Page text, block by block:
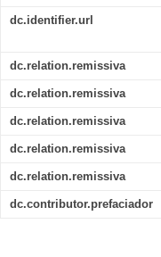
dc.identifier.url
dc.relation.remissiva
dc.relation.remissiva
dc.relation.remissiva
dc.relation.remissiva
dc.relation.remissiva
dc.contributor.prefaciador